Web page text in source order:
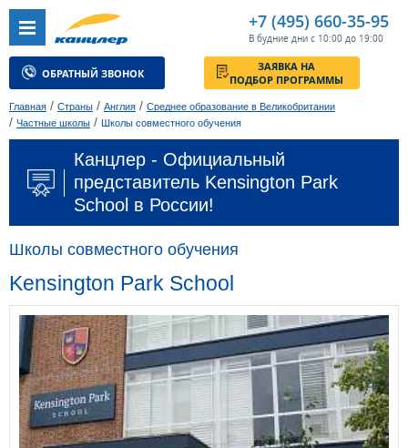
+7 (495) 660-35-95
В будние дни с 10:00 до 19:00
ОБРАТНЫЙ ЗВОНОК
ЗАЯВКА НА
ПОДБОР ПРОГРАММЫ
Главная / Страны / Англия / Среднее образование в Великобритании
/ Частные школы / Школы совместного обучения
Канцлер - Официальный
представитель Kensington Park
School в России!
Школы совместного обучения
Kensington Park School